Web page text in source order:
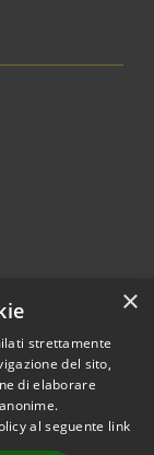
2026 • Comune di
• Powered by
×
strettamente
del sito,
di elaborare
al seguente link